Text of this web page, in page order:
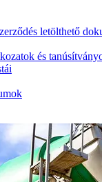
letölthető
és